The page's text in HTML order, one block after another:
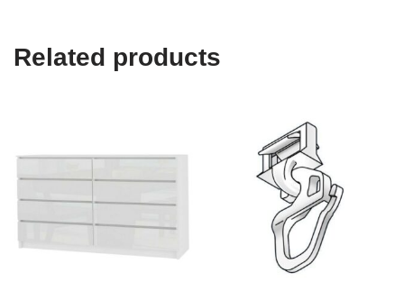
Related products